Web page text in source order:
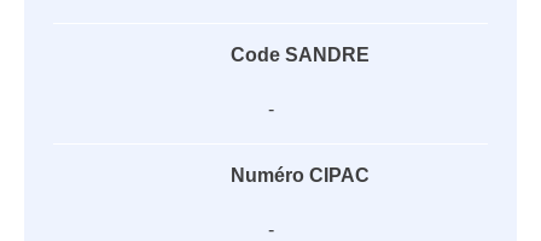
Code SANDRE
-
Numéro CIPAC
-